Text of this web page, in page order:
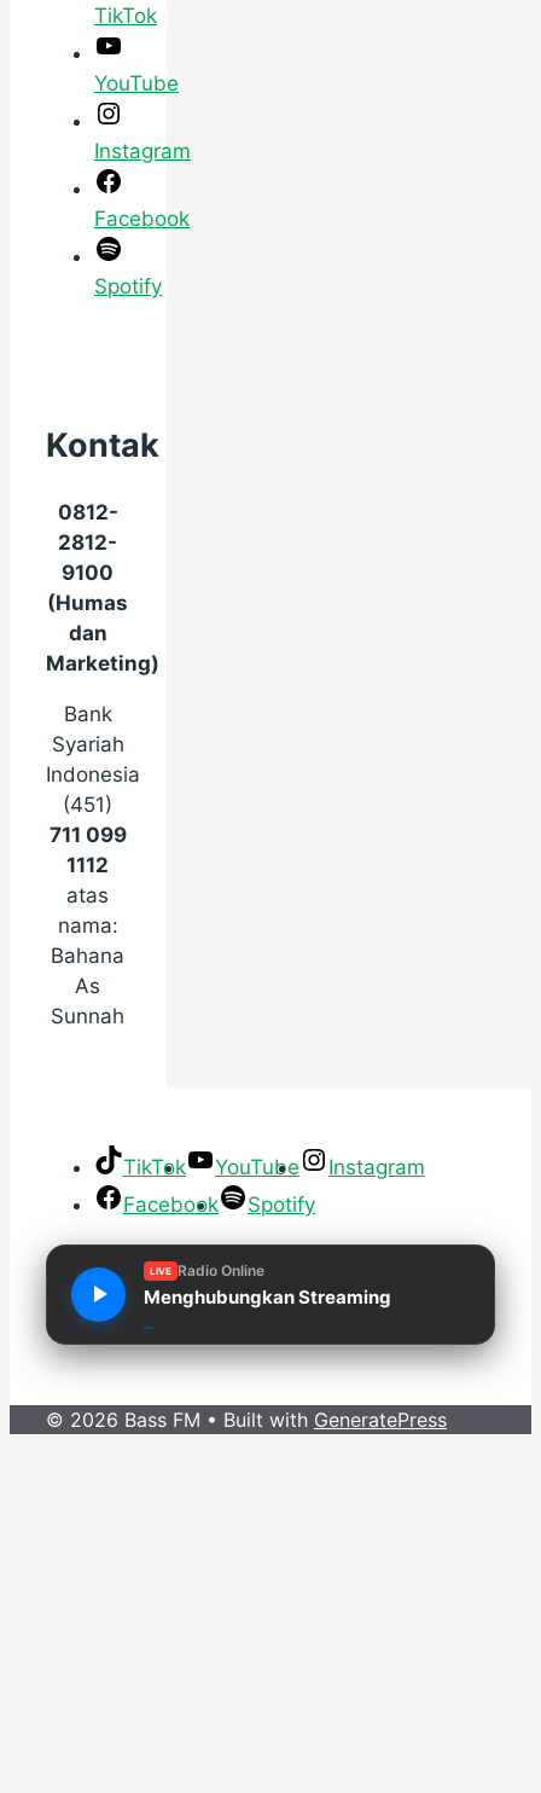
TikTok
YouTube
Instagram
Facebook
Spotify
Kontak
0812-
2812-
9100
(Humas
dan
Marketing)
Bank
Syariah
Indonesia
(451)
711 099
1112
atas
nama:
Bahana
As
Sunnah
TikTok YouTube
Instagram
Facebook
Spotify
LIVE Radio Online
Menghubungkan Streaming
© 2026 Bass FM • Built with GeneratePress